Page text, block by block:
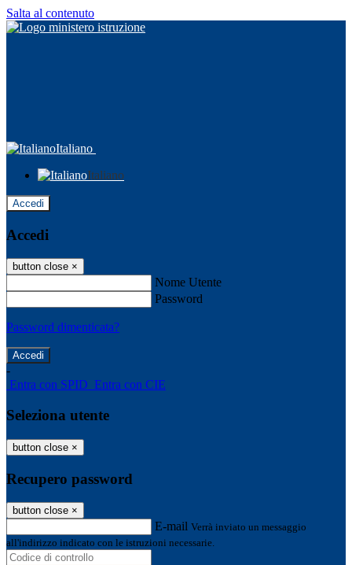
Salta al contenuto
Italiano
Italiano
Accedi
Accedi
button close ×
Nome Utente
Password
Password dimenticata?
-
Entra con SPID Entra con CIE
Seleziona utente
button close ×
Recupero password
button close ×
E-mail Verrà inviato un messaggio
all'indirizzo indicato con le istruzioni necessarie.